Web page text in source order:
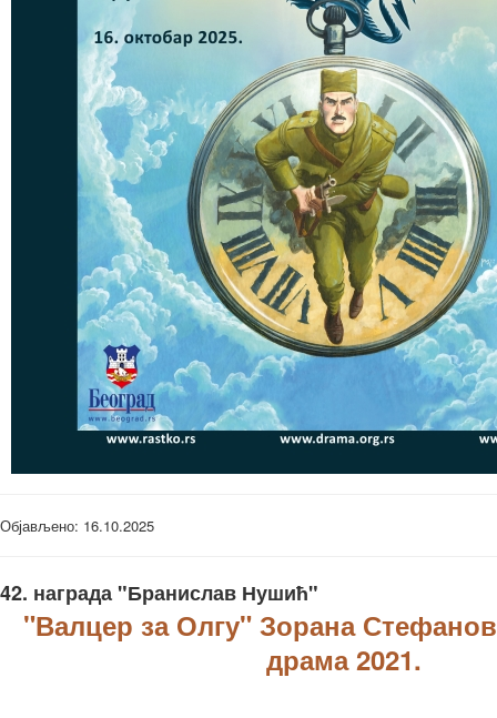
Објављено: 16.10.2025
42. награда "Бранислав Нушић"
"Валцер за Олгу" Зорана
драма 2021.